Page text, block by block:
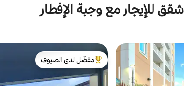
شقق للإيجار مع وجبة الإفطار
من أبرز البيوت المفضّلة لدى الضيوف
مفضّل لدى الضيوف